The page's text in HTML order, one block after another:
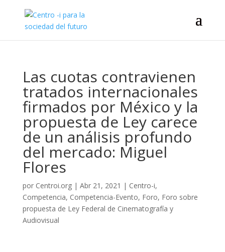
Las cuotas contravienen
tratados internacionales
firmados por México y la
propuesta de Ley carece
de un análisis profundo
del mercado: Miguel
Flores
por Centroi.org| Abr 21, 2021 | Centro-i,
Competencia, Competencia-Evento, Foro, Foro sobre
propuesta de Ley Federal de Cinematografía y
Audiovisual